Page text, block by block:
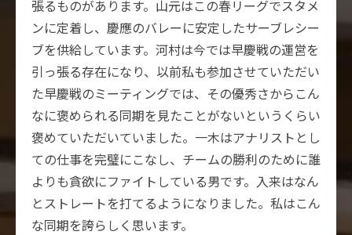
張るものがあります。山元はこの春リーグでスタメ
ンに定着し、慶應のバレーに安定したサーブレシー
ブを供給しています。河村は今では早慶戦の運営を
引っ張る存在になり、以前私も参加させていただい
た早慶戦のミーティングでは、その優秀さからこん
なに褒められる同期を見たことがないというくらい
褒めていただいていました。一木はアナリストとし
ての仕事を完璧にこなし、チームの勝利のために誰
よりも貪欲にファイトしている男です。入来はなん
とストレートを打てるようになりました。私はこん
な同期を誇らしく思います。